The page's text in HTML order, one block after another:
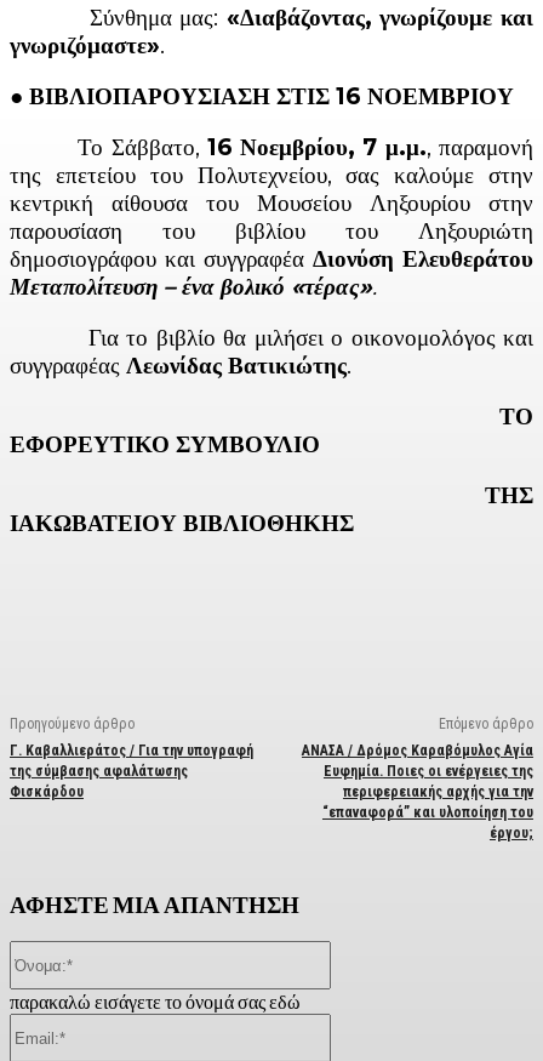
Σύνθημα μας: «Διαβάζοντας, γνωρίζουμε και
γνωριζόμαστε».
● ΒΙΒΛΙΟΠΑΡΟΥΣΙΑΣΗ ΣΤΙΣ 16 ΝΟΕΜΒΡΙΟΥ
Το Σάββατο, 16 Νοεμβρίου, 7 μ.μ., παραμονή
της επετείου του Πολυτεχνείου, σας καλούμε στην
κεντρική αίθουσα του Μουσείου Ληξουρίου στην
παρουσίαση του βιβλίου του Ληξουριώτη
δημοσιογράφου και συγγραφέα Διονύση Ελευθεράτου
Μεταπολίτευση – ένα βολικό «τέρας».
Για το βιβλίο θα μιλήσει ο οικονομολόγος και
συγγραφέας Λεωνίδας Βατικιώτης.
ΤΟ
ΕΦΟΡΕΥΤΙΚΟ ΣΥΜΒΟΥΛΙΟ
ΤΗΣ
ΙΑΚΩΒΑΤΕΙΟΥ ΒΙΒΛΙΟΘΗΚΗΣ
Προηγούμενο άρθρο
Γ. Καβαλλιεράτος / Για την υπογραφή
της σύμβασης αφαλάτωσης
Φισκάρδου
Επόμενο άρθρο
ΑΝΑΣΑ / Δρόμος Καραβόμυλος Αγία
Ευφημία. Ποιες οι ενέργειες της
περιφερειακής αρχής για την
“επαναφορά” και υλοποίηση του
έργου;
ΑΦΗΣΤΕ ΜΙΑ ΑΠΑΝΤΗΣΗ
παρακαλώ εισάγετε το όνομά σας εδώ